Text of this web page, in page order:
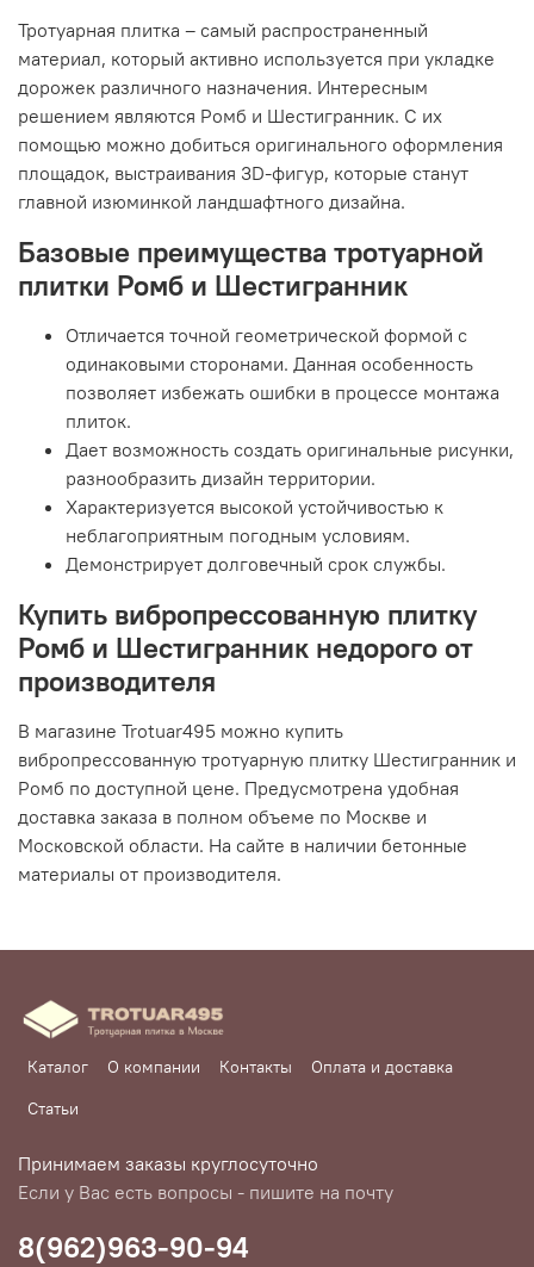
Тротуарная плитка – самый распространенный
материал, который активно используется при укладке
дорожек различного назначения. Интересным
решением являются Ромб и Шестигранник. С их
помощью можно добиться оригинального оформления
площадок, выстраивания 3D-фигур, которые станут
главной изюминкой ландшафтного дизайна.
Базовые преимущества тротуарной
плитки Ромб и Шестигранник
Отличается точной геометрической формой с
одинаковыми сторонами. Данная особенность
позволяет избежать ошибки в процессе монтажа
плиток.
Дает возможность создать оригинальные рисунки,
разнообразить дизайн территории.
Характеризуется высокой устойчивостью к
неблагоприятным погодным условиям.
Демонстрирует долговечный срок службы.
Купить вибропрессованную плитку
Ромб и Шестигранник недорого от
производителя
В магазине Trotuar495 можно купить
вибропрессованную тротуарную плитку Шестигранник и
Ромб по доступной цене. Предусмотрена удобная
доставка заказа в полном объеме по Москве и
Московской области. На сайте в наличии бетонные
материалы от производителя.
Каталог О компании Контакты
Оплата и доставка
Статьи
Принимаем заказы круглосуточно
Если у Вас есть вопросы - пишите на почту
8(962)963-90-94